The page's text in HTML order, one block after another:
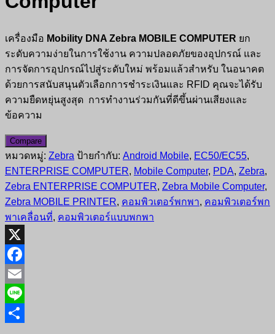
เครื่องมือ Mobility DNA Zebra MOBILE COMPUTER ยก
ระดับความง่ายในการใช้งาน ความปลอดภัยของอุปกรณ์ และ
การจัดการอุปกรณ์ไปสู่ระดับใหม่ พร้อมแล้วสำหรับ ในอนาคต
ด้วยการสนับสนุนตัวเลือกการชำระเงินและ RFID คุณจะได้รับ
ความยืดหยุ่นสูงสุด การทำงานร่วมกันที่ดีขึ้นผ่านเสียงและ
ข้อความ
Compare
หมวดหมู่: Zebra ป้ายกำกับ: Android Mobile, EC50/EC55,
ENTERPRISE COMPUTER, Mobile Computer, PDA, Zebra,
Zebra ENTERPRISE COMPUTER, Zebra Mobile Computer,
Zebra MOBILE PRINTER, คอมพิวเตอร์พกพา, คอมพิวเตอร์พก
พาเคลื่อนที่, คอมพิวเตอร์แบบพกพา
X
Facebook
Email
Line